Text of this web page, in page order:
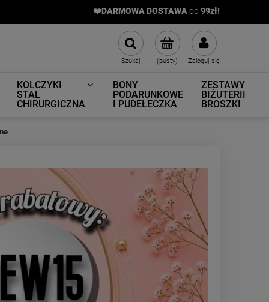
❤️DARMOWA DOSTAWA od 99zł!
(pusty) Zaloguj się
Szukaj
KOLCZYKI
STAL
CHIRURGICZNA
BONY
PODARUNKOWE
I PUDEŁECZKA
ZESTAWY
BIŻUTERII
BROSZKI